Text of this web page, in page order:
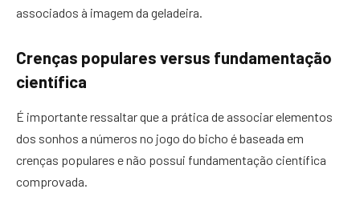
associados à imagem da geladeira.
Crenças populares versus fundamentação
científica
É importante ressaltar que a prática de associar elementos
dos sonhos a números no jogo do bicho é baseada em
crenças populares e não possui fundamentação científica
comprovada.